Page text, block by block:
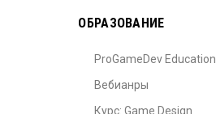
ОБРАЗОВАНИЕ
ProGameDev Education
Вебианры
Курс: Game Design